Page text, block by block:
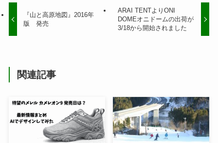
『山と高原地図』2016年
版 発売
ARAI TENTよりONI
DOMEオニドームの出荷が
3/18から開始されました
関連記事